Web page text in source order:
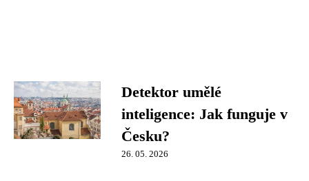
Detektor umělé
inteligence: Jak funguje v
Česku?
26. 05. 2026